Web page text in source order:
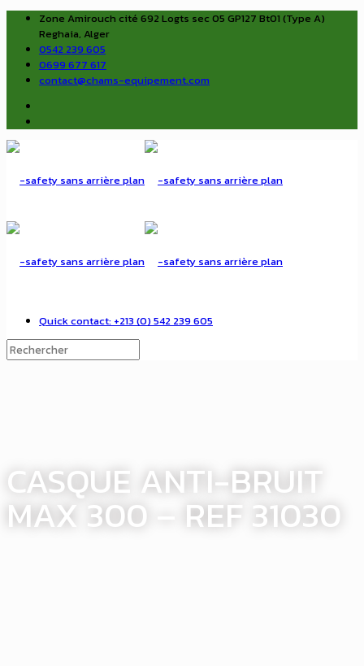
Zone Amirouch cité 692 Logts sec 05 GP127 Bt01 (Type A)
Reghaia, Alger
0542 239 605
0699 677 617
contact@chams-equipement.com
Quick contact: +213 (0) 542 239 605
CASQUE ANTI-BRUIT
MAX 300 – REF 31030